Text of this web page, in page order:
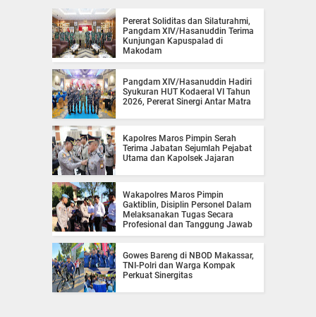
Pererat Soliditas dan Silaturahmi,
Pangdam XIV/Hasanuddin Terima
Kunjungan Kapuspalad di
Makodam
Pangdam XIV/Hasanuddin Hadiri
Syukuran HUT Kodaeral VI Tahun
2026, Pererat Sinergi Antar Matra
Kapolres Maros Pimpin Serah
Terima Jabatan Sejumlah Pejabat
Utama dan Kapolsek Jajaran
Wakapolres Maros Pimpin
Gaktiblin, Disiplin Personel Dalam
Melaksanakan Tugas Secara
Profesional dan Tanggung Jawab
Gowes Bareng di NBOD Makassar,
TNI-Polri dan Warga Kompak
Perkuat Sinergitas